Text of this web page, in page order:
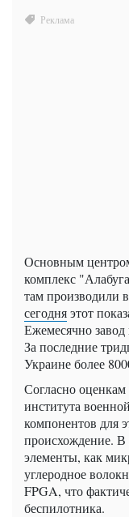
Основным
комплекс
там производили
сегодняэтот
Ежемесячно
За последние
Украине более
Согласно оценкам
института
компонентов для
происхождение. В
элементы, как
углеродное
FPGA, что
беспилотника.